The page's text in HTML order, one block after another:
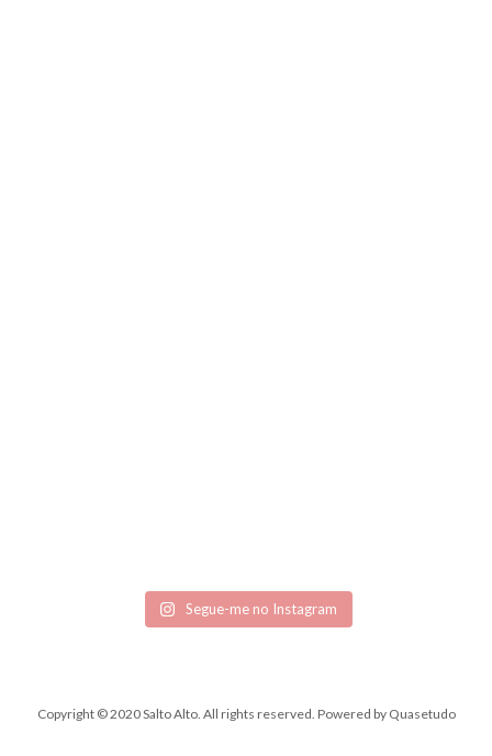
Segue-me no Instagram
Copyright © 2020 Salto Alto. All rights reserved. Powered by Quasetudo